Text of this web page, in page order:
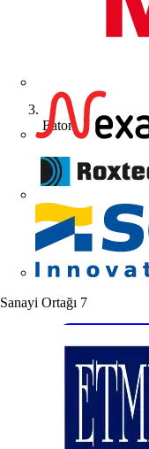
Sanayi Ortağı 7
Eaton